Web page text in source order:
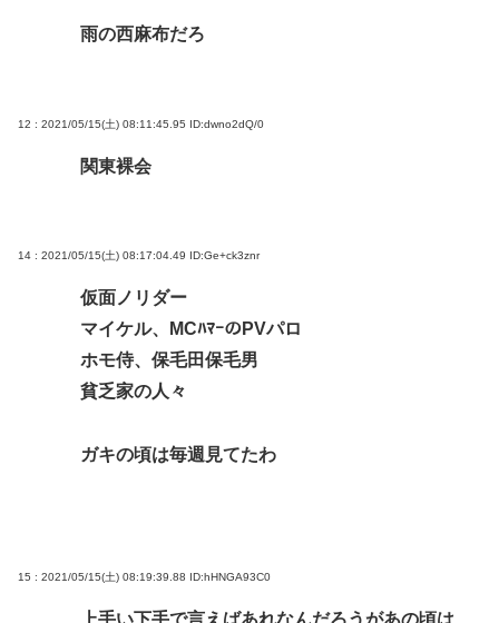
雨の西麻布だろ
12 : 2021/05/15(土) 08:11:45.95 ID:dwno2dQ/0
関東裸会
14 : 2021/05/15(土) 08:17:04.49 ID:Ge+ck3znr
仮面ノリダー
マイケル、MCﾊﾏｰのPVパロ
ホモ侍、保毛田保毛男
貧乏家の人々
ガキの頃は毎週見てたわ
15 : 2021/05/15(土) 08:19:39.88 ID:hHNGA93C0
上手い下手で言えばあれなんだろうがあの頃は